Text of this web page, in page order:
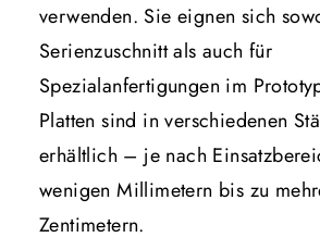
verwenden. Sie eignen sich
Serienzuschnitt als auch für
Spezialanfertigungen im
Platten sind in verschiedenen
erhältlich – je nach
wenigen Millimetern bis zu
Zentimetern.